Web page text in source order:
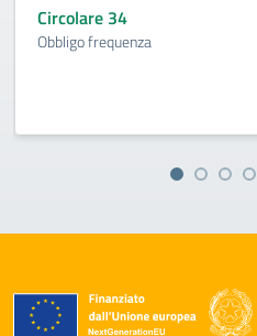
Circolare 34
Obbligo frequenza